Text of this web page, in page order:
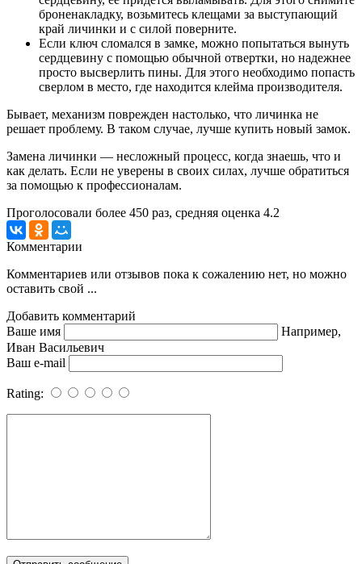
броненакладку, возьмитесь клещами за выступающий
край личинки и с силой поверните.
Если ключ сломался в замке, можно попытаться вынуть
сердцевину с помощью обычной отвертки, но надежнее
просто высверлить пины. Для этого необходимо попасть
сверлом в место, где находится клейма производителя.
Бывает, механизм поврежден настолько, что личинка не
решает проблему. В таком случае, лучше купить новый замок.
Замена личинки — несложный процесс, когда знаешь, что и
как делать. Если не уверены в своих силах, лучше обратиться
за помощью к профессионалам.
Проголосовали более 450 раз, средняя оценка 4.2
Комментарии
Комментариев или отзывов пока к сожалению нет, но можно
оставить свой ...
Добавить комментарий
Ваше имя
Например,
Иван Васильевич
Ваш e-mail
Rating: